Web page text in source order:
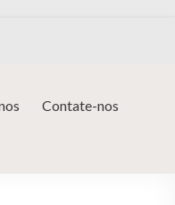
Contate-nos